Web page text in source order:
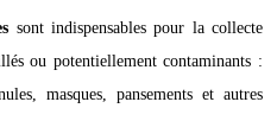
sont indispensables pour la collecte
ou potentiellement contaminants :
masques, pansements et autres